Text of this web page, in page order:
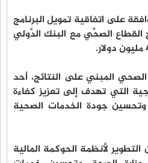
على اتفاقية تمويل البرنامج
القطاع الصحِّي مع البنك الدَّولي
المبني على النتائج، أحد
التي تهدف إلى تعزيز كفاءة
جودة الخدمات الصحية
لأنظمة الحوكمة المالية